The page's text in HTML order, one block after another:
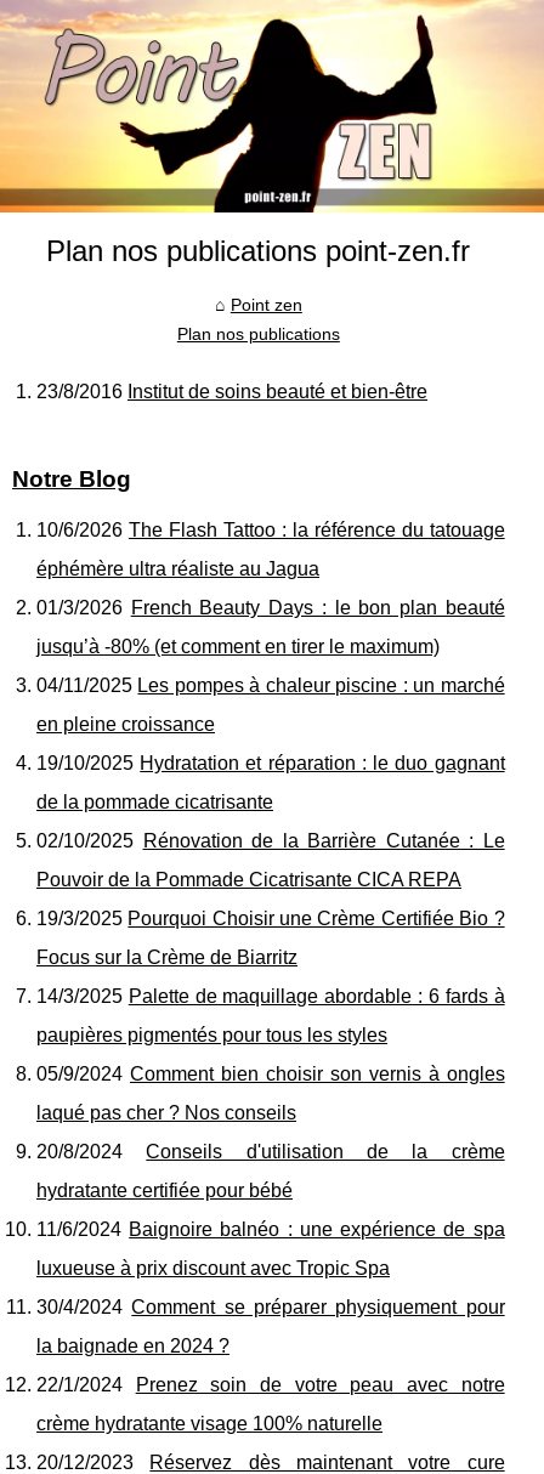
Plan nos publications point-zen.fr
Point zen
Plan nos publications
23/8/2016 Institut de soins beauté et bien-être
Notre Blog
10/6/2026 The Flash Tattoo : la référence du tatouage
éphémère ultra réaliste au Jagua
01/3/2026 French Beauty Days : le bon plan beauté
jusqu’à -80% (et comment en tirer le maximum)
04/11/2025 Les pompes à chaleur piscine : un marché
en pleine croissance
19/10/2025 Hydratation et réparation : le duo gagnant
de la pommade cicatrisante
02/10/2025 Rénovation de la Barrière Cutanée : Le
Pouvoir de la Pommade Cicatrisante CICA REPA
19/3/2025 Pourquoi Choisir une Crème Certifiée Bio ?
Focus sur la Crème de Biarritz
14/3/2025 Palette de maquillage abordable : 6 fards à
paupières pigmentés pour tous les styles
05/9/2024 Comment bien choisir son vernis à ongles
laqué pas cher ? Nos conseils
20/8/2024Conseils d'utilisation de la crème
hydratante certifiée pour bébé
11/6/2024 Baignoire balnéo : une expérience de spa
luxueuse à prix discount avec Tropic Spa
30/4/2024Comment se préparer physiquement pour
la baignade en 2024 ?
22/1/2024
Prenez soin de votre peau avec notre
crème hydratante visage 100% naturelle
20/12/2023 Réservez dès maintenant votre cure